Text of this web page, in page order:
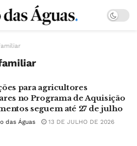
para agricultores
no Programa de Aquisição
seguem até 27 de julho
das Águas
13 DE JULHO DE 2026